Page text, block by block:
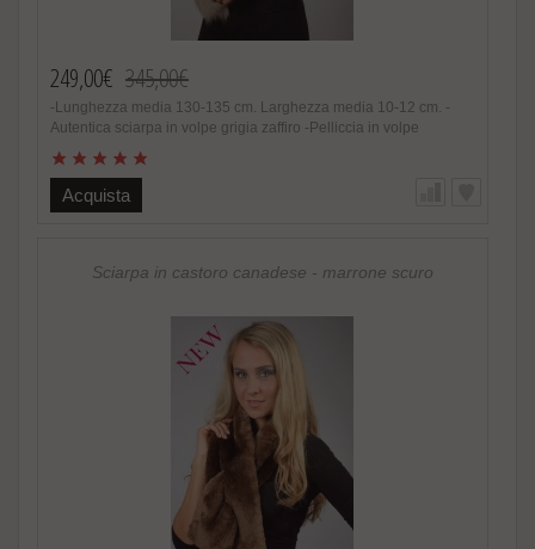
249,00€ 345,00€
-Lunghezza media 130-135 cm. Larghezza media 10-12 cm. -
Autentica sciarpa in volpe grigia zaffiro -Pelliccia in volpe
assolutamente naturali -Estremamente calda, soffice ed alla
moda -Foderata lato interno in raso -Fatto in Italia. Brand Amica
snc -Altissima qualità nel materiale utilizzato Speciale
pelliccia-visone-nero-regalo ..
Acquista
Sciarpa in castoro canadese - marrone scuro